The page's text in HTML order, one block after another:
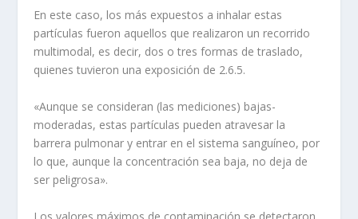
En este caso, los más expuestos a inhalar estas
partículas fueron aquellos que realizaron un recorrido
multimodal, es decir, dos o tres formas de traslado,
quienes tuvieron una exposición de 2.6.5.
«Aunque se consideran (las mediciones) bajas-
moderadas, estas partículas pueden atravesar la
barrera pulmonar y entrar en el sistema sanguíneo, por
lo que, aunque la concentración sea baja, no deja de
ser peligrosa».
Los valores máximos de contaminación se detectaron